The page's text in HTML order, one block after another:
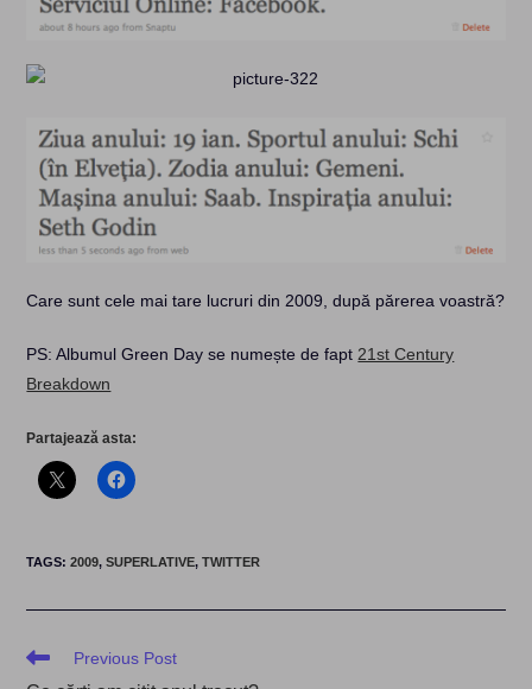
Care sunt cele mai tare lucruri din 2009, după părerea voastră?
PS: Albumul Green Day se numește de fapt21st Century
Breakdown
Partajează asta:
TAGS:2009, SUPERLATIVE, TWITTER
Read
Previous Post